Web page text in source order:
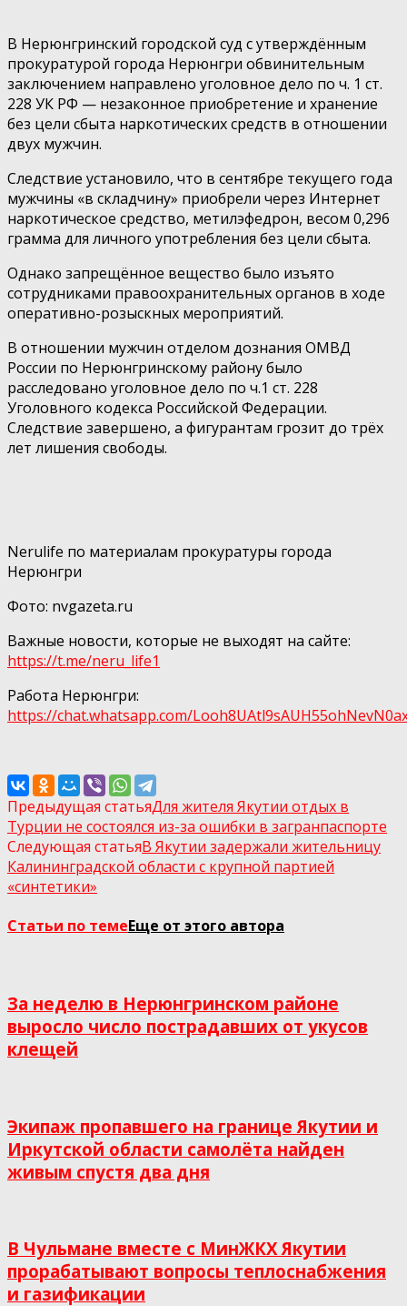
В Нерюнгринский городской суд с утверждённым
прокуратурой города Нерюнгри обвинительным
заключением направлено уголовное дело по ч. 1 ст.
228 УК РФ — незаконное приобретение и хранение
без цели сбыта наркотических средств в отношении
двух мужчин.
Следствие установило, что в сентябре текущего года
мужчины «в складчину» приобрели через Интернет
наркотическое средство, метилэфедрон, весом 0,296
грамма для личного употребления без цели сбыта.
Однако запрещённое вещество было изъято
сотрудниками правоохранительных органов в ходе
оперативно-розыскных мероприятий.
В отношении мужчин отделом дознания ОМВД
России по Нерюнгринскому району было
расследовано уголовное дело по ч.1 ст. 228
Уголовного кодекса Российской Федерации.
Следствие завершено, а фигурантам грозит до трёх
лет лишения свободы.
Nerulife по материалам прокуратуры города
Нерюнгри
Фото: nvgazeta.ru
Важные новости, которые не выходят на сайте:
https://t.me/neru_life1
Работа Нерюнгри:
https://chat.whatsapp.com/
Предыдущая статьяДля жителя Якутии отдых в
Турции не состоялся из-за ошибки в загранпаспорте
Следующая статьяВ Якутии задержали жительницу
Калининградской области с крупной партией
«синтетики»
Статьи по темеЕще от этого автора
За неделю в Нерюнгринском районе
выросло число пострадавших от укусов
клещей
Экипаж пропавшего на границе Якутии и
Иркутской области самолёта найден
живым спустя два дня
В Чульмане вместе с МинЖКХ Якутии
прорабатывают вопросы теплоснабжения
и газификации